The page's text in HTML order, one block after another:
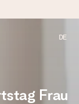
und schicken es
Zeitpunkt
zählt.
DE
Frau